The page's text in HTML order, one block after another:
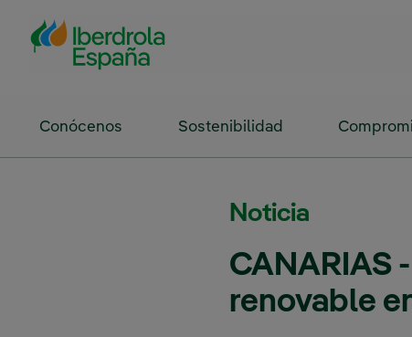
Saltar al contenido principal
Conócenos Sostenibilidad
Noticia
CANARIAS
renovable